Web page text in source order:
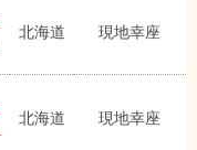
北海道 現地幸座
北海道 現地幸座